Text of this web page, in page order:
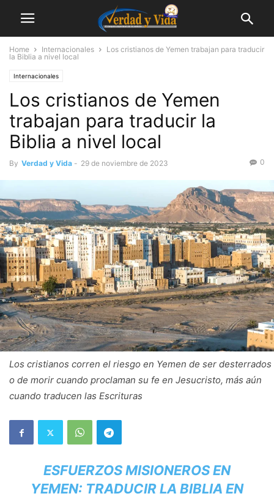
Home Internacionales
Los cristianos de Yemen trabajan para traducir
la Biblia a nivel local
Internacionales
Los cristianos de Yemen
trabajan para traducir la
Biblia a nivel local
By Verdad y Vida - 29 de noviembre de 2023 0
Los cristianos corren el riesgo en Yemen de ser desterrados
o de morir cuando proclaman su fe en Jesucristo, más aún
cuando traducen las Escrituras
ESFUERZOS MISIONEROS EN
YEMEN: TRADUCIR LA BIBLIA EN